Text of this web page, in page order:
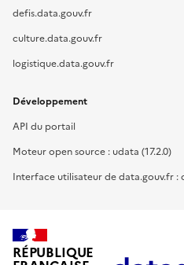
defis.data.gouv.fr
culture.data.gouv.fr
logistique.data.gouv.fr
Développement
API du portail
Moteur open source : udata (17.2.0)
Interface utilisateur de data.gouv.fr :
RÉPUBLIQUE